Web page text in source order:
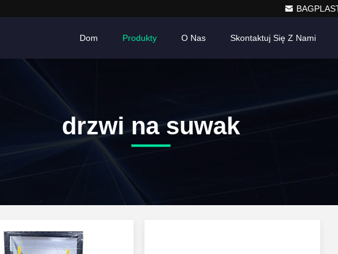
Dom Produkty O Nas Skontaktuj Się Z Nami
drzwi na suwak